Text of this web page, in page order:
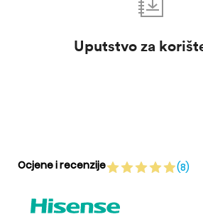
Uputstvo za
Ocjene i recenzije (8)